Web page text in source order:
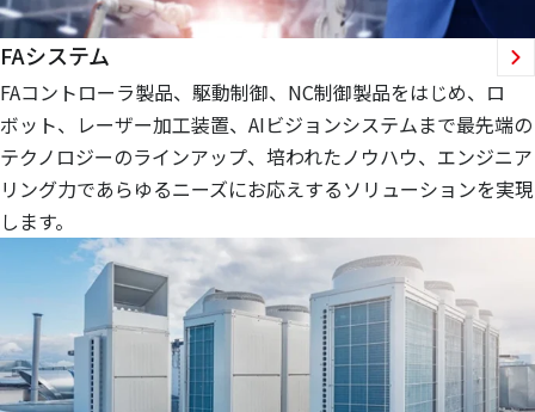
FAシステム
FAコントローラ製品、駆動制御、NC制御製品をはじめ、ロ
ボット、レーザー加工装置、AIビジョンシステムまで最先端の
テクノロジーのラインアップ、培われたノウハウ、エンジニア
リング力であらゆるニーズにお応えするソリューションを実現
します。